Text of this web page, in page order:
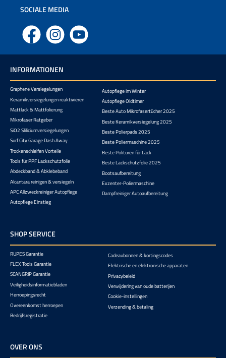
SOCIALE MEDIA
Facebook Instagram YouTube
INFORMATIONEN
Graphene Versiegelungen
Keramikversiegelungen reaktivieren
Mattlack & Mattfolierung
Mikrofaser Ratgeber
SiO2 Sliliciumversiegelungen
Surf City Garage Dash Away
Trockenschleifen Vorteile
Tools für PPF Lackschutzfolie
Abdeckband & Abklebeband
Alcantara reinigen & versiegeln
APC Allzweckreiniger Autopflege
Autopflege Einstieg
Autopflege im Winter
Autopflege Oldtimer
Beste Auto Mikrofasertücher 2025
Beste Keramikversiegelung 2025
Beste Polierpads 2025
Beste Poliermaschine 2025
Beste Polituren für Lack
Beste Lackschutzfolie 2025
Bootsaufbereitung
Exzenter-Poliermaschine
Dampfreiniger Autoaufbereitung
SHOP SERVICE
RUPES Garantie
FLEX Tools Garantie
SCANGRIP Garantie
Veiligheidsinformatiebladen
Herroepingsrecht
Overeenkomst herroepen
Bedrijfsregistratie
Cadeaubonnen & kortingscodes
Elektrische en elektronische apparaten
Privacybeleid
Verwijdering van oude batterijen
Cookie-instellingen
Verzending & betaling
OVER ONS